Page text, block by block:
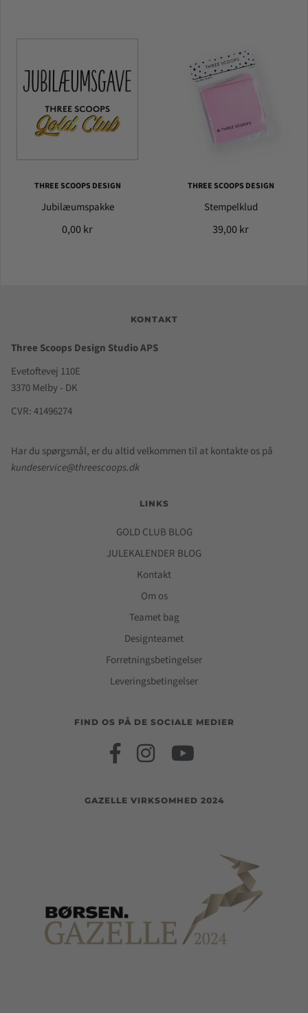
THREE SCOOPS DESIGN
Jubilæumspakke
0,00 kr
THREE SCOOPS DESIGN
Stempelklud
39,00 kr
KONTAKT
Three Scoops Design Studio APS
Evetoftevej 110E
3370 Melby - DK
CVR: 41496274
Har du spørgsmål, er du altid velkommen til at kontakte os på
kundeservice@threescoops.dk
LINKS
GOLD CLUB BLOG
JULEKALENDER BLOG
Kontakt
Om os
Teamet bag
Designteamet
Forretningsbetingelser
Leveringsbetingelser
FIND OS PÅ DE SOCIALE MEDIER
GAZELLE VIRKSOMHED 2024